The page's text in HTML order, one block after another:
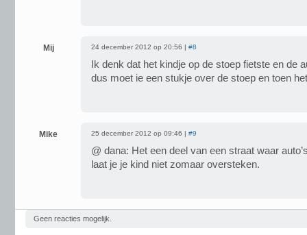
Mij 24 december 2012 op 20:56 | #8
Ik denk dat het kindje op de stoep fietste en de
dus moet ie een stukje over de stoep en toen
Mike 25 december 2012 op 09:46 | #9
@ dana: Het een deel van een straat waar
laat je je kind niet zomaar oversteken.
Geen reacties mogelijk.